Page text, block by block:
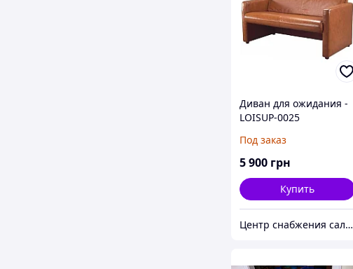
Диван для ожидания -
LOISUP-0025
Под заказ
5 900 грн
Купить
Центр снабжения салонов красоты DenIC